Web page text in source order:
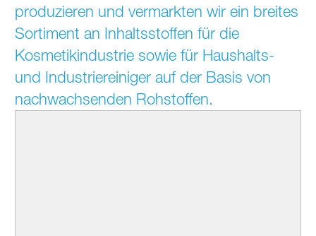
produzieren und vermarkten wir ein breites
Sortiment an Inhaltsstoffen für die
Kosmetikindustrie sowie für Haushalts-
und Industriereiniger auf der Basis von
nachwachsenden Rohstoffen.